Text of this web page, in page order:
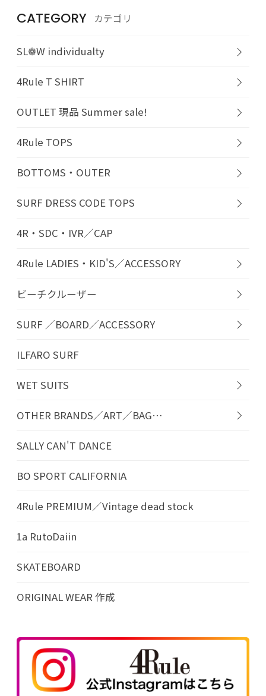
CATEGORY カテゴリ
SL❁W individualty
4Rule T SHIRT
OUTLET 現品 Summer sale!
4Rule TOPS
BOTTOMS・OUTER
SURF DRESS CODE TOPS
4R・SDC・IVR／CAP
4Rule LADIES・KID'S／ACCESSORY
ビーチクルーザー
SURF ／BOARD／ACCESSORY
ILFARO SURF
WET SUITS
OTHER BRANDS／ART／BAG…
SALLY CAN'T DANCE
BO SPORT CALIFORNIA
4Rule PREMIUM／Vintage dead stock
1a RutoDaiin
SKATEBOARD
ORIGINAL WEAR 作成